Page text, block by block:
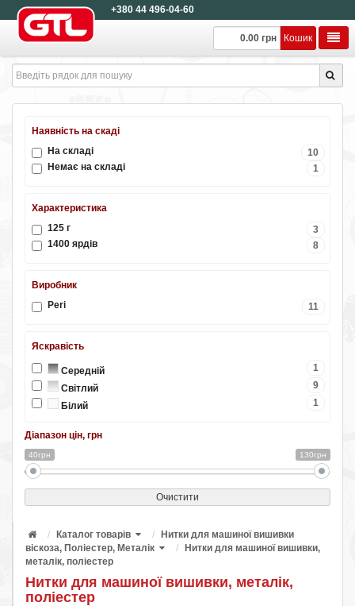
+380 44 496-04-60
0.00 грн Кошик
Наявність на скаді
10
На складі
1
Немає на складі
Характеристика
3
125 г
8
1400 ярдів
Виробник
11
Peri
Яскравість
1
Середній
9
Світлий
1
Білий
Діапазон цін, грн
40грн 130грн
Очистити
Каталог товарів
Нитки для машиної вишивки
віскоза, Поліестер, Металік
Нитки для машиної вишивки,
металік, поліестер
Нитки для машиної вишивки, металік,
поліестер